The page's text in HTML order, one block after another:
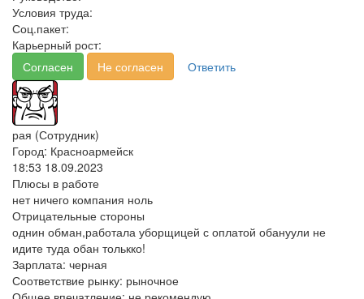
Условия труда:
Соц.пакет:
Карьерный рост:
Согласен
Не согласен Ответить
рая (Сотрудник)
Город: Красноармейск
18:53 18.09.2023
Плюсы в работе
нет ничего компания ноль
Отрицательные стороны
однин обман,работала уборщицей с оплатой обануули не
идите туда обан толькко!
Зарплата: черная
Соответствие рынку: рыночное